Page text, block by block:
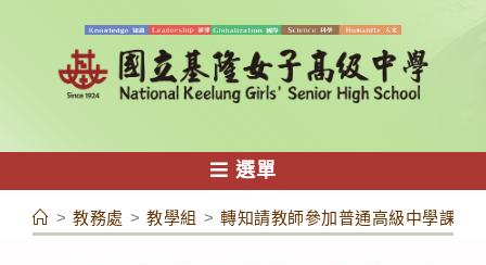
容
選單
> 教務處 > 教學組 > 轉知請教師參加普通高級中學課程